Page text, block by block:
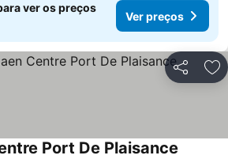
ver os preços
Ver preços
Partilhar
Port De Plaisance